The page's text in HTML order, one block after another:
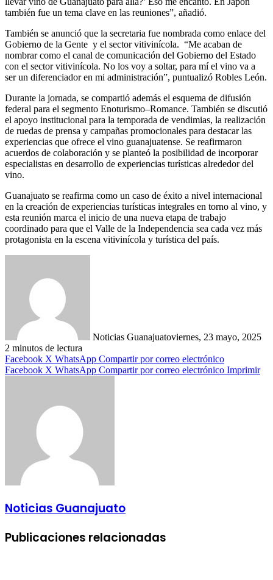
también fue un tema clave en las reuniones”, añadió.
También se anunció que la secretaria fue nombrada como enlace del
Gobierno de la Gente y el sector vitivinícola. “Me acaban de
nombrar como el canal de comunicación del Gobierno del Estado
con el sector vitivinícola. No los voy a soltar, para mí el vino va a
ser un diferenciador en mi administración”, puntualizó Robles León.
Durante la jornada, se compartió además el esquema de difusión
federal para el segmento Enoturismo–Romance. También se discutió
el apoyo institucional para la temporada de vendimias, la realización
de ruedas de prensa y campañas promocionales para destacar las
experiencias que ofrece el vino guanajuatense. Se reafirmaron
acuerdos de colaboración y se planteó la posibilidad de incorporar
especialistas en desarrollo de experiencias turísticas alrededor del
vino.
Guanajuato se reafirma como un caso de éxito a nivel internacional
en la creación de experiencias turísticas integrales en torno al vino, y
esta reunión marca el inicio de una nueva etapa de trabajo
coordinado para que el Valle de la Independencia sea cada vez más
protagonista en la escena vitivinícola y turística del país.
Noticias Guanajuatoviernes, 23 mayo, 2025
2 minutos de lectura
Facebook X WhatsApp Compartir por correo electrónico
Facebook X WhatsApp Compartir por correo electrónico Imprimir
Noticias Guanajuato
Publicaciones relacionadas